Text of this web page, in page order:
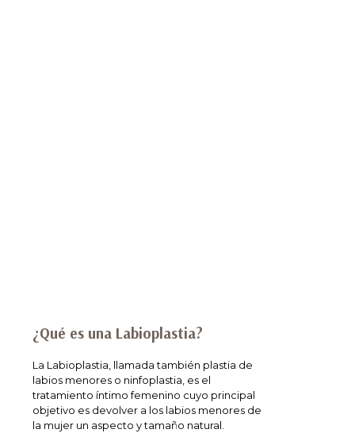
¿Qué es una Labioplastia?
La Labioplastia, llamada también plastia de
labios menores o ninfoplastia, es el
tratamiento íntimo femenino cuyo principal
objetivo es devolver a los labios menores de
la mujer un aspecto y tamaño natural.